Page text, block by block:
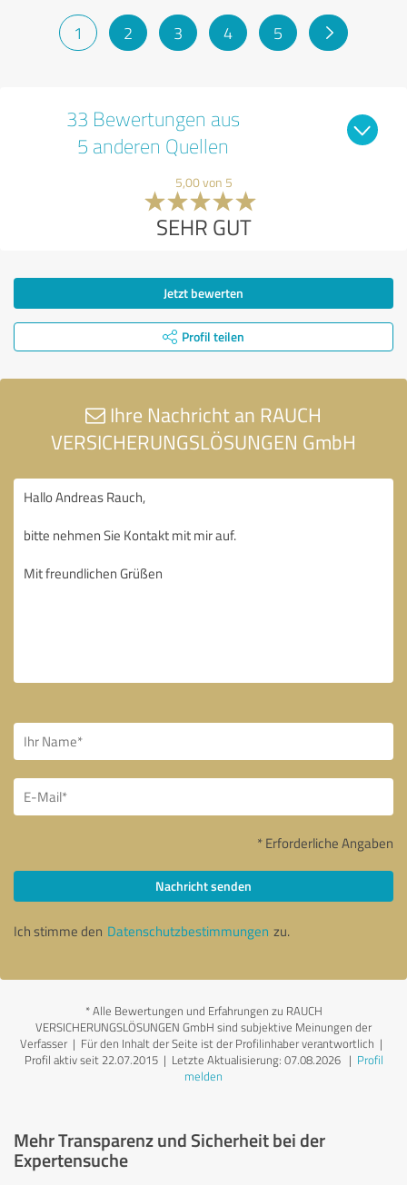
1 2 3 4 5
33 Bewertungen aus
5 anderen Quellen
5,00 von 5
SEHR GUT
Jetzt bewerten
Profil teilen
Ihre Nachricht an RAUCH
VERSICHERUNGSLÖSUNGEN GmbH
* Erforderliche Angaben
Nachricht senden
Ich stimme den Datenschutzbestimmungen zu.
*Alle Bewertungen und Erfahrungen zu RAUCH
VERSICHERUNGSLÖSUNGEN GmbH sind subjektive Meinungen der
Verfasser | Für den Inhalt der Seite ist der Profilinhaber verantwortlich |
Profil aktiv seit 22.07.2015 | Letzte Aktualisierung: 07.08.2026| Profil
melden
Mehr Transparenz und Sicherheit bei der
Expertensuche